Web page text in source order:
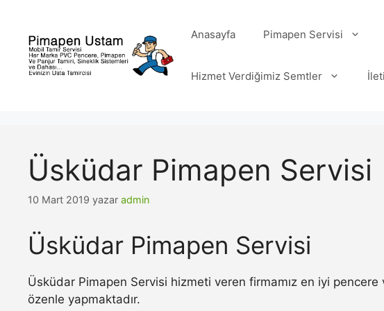
Anasayfa Pimapen Servisi
Hizmet Verdiğimiz Semtler
Üsküdar Pimapen Servisi
10 Mart 2019 yazar admin
Üsküdar Pimapen Servisi
Üsküdar Pimapen Servisi hizmeti veren firmamız en iyi pencere
özenle yapmaktadır.